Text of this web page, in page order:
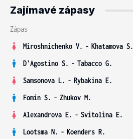
Zajímavé zápasy
Zápas
Miroshnichenko V. - Khatamova S.
D'Agostino S. - Tabacco G.
Samsonova L. - Rybakina E.
Fomin S. - Zhukov M.
Alexandrova E. - Svitolina E.
Lootsma N. - Koenders R.